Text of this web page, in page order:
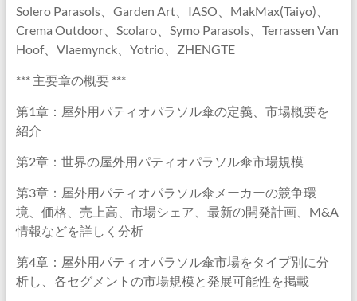
Solero Parasols、Garden Art、IASO、MakMax(Taiyo)、
Crema Outdoor、Scolaro、Symo Parasols、Terrassen Van
Hoof、Vlaemynck、Yotrio、ZHENGTE
*** 主要章の概要 ***
第1章：屋外用パティオパラソル傘の定義、市場概要を
紹介
第2章：世界の屋外用パティオパラソル傘市場規模
第3章：屋外用パティオパラソル傘メーカーの競争環
境、価格、売上高、市場シェア、最新の開発計画、M&A
情報などを詳しく分析
第4章：屋外用パティオパラソル傘市場をタイプ別に分
析し、各セグメントの市場規模と発展可能性を掲載